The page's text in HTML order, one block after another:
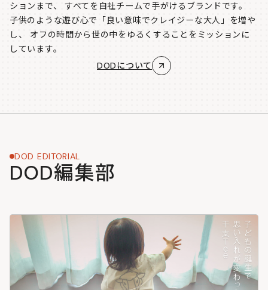
ションまで、
すべてを自社チームで手がけるブランドです。
子供のような遊び心で「良い意味でクレイジーな大人」を増や
し、
オフの時間から世の中をゆるくすることをミッションに
しています。
DODについて
DOD EDITORIAL
DOD編集部